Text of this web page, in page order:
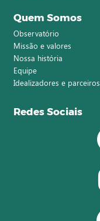
Quem Somos
Observatório
Missão e valores
Nossa história
Equipe
Idealizadores e parceiros
Redes Sociais